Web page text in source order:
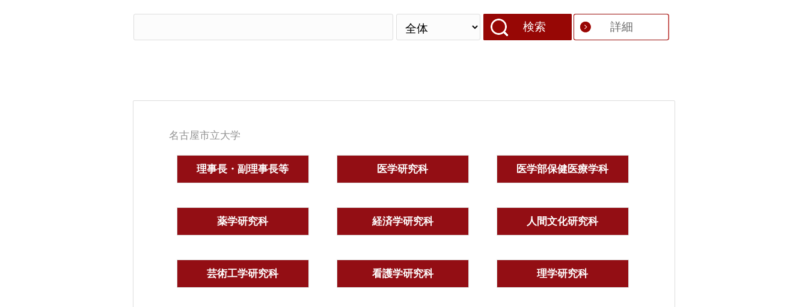
検索 詳細
名古屋市立大学
理事長・副理事長等 医学研究科 医学部保健医療学科
薬学研究科 経済学研究科 人間文化研究科
芸術工学研究科 看護学研究科 理学研究科